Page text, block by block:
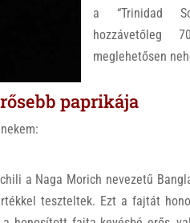
a “Trinidad
hozzávetőleg
meglehetősen
paprikája
a Naga Morich nevezetű
teszteltek. Ezt a fajtát